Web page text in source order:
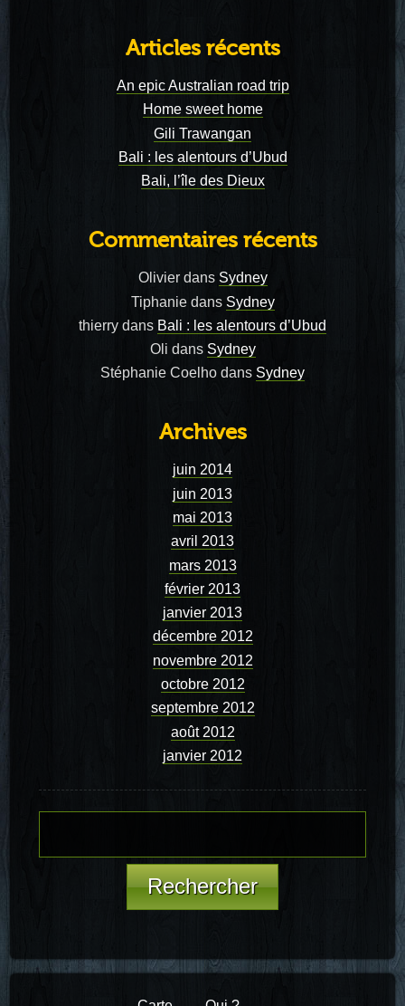
Articles récents
An epic Australian road trip
Home sweet home
Gili Trawangan
Bali : les alentours d’Ubud
Bali, l’île des Dieux
Commentaires récents
Olivierdans Sydney
Tiphaniedans Sydney
thierry dans Bali : les alentours d’Ubud
Oli dans Sydney
Stéphanie Coelho dans Sydney
Archives
juin 2014
juin 2013
mai 2013
avril 2013
mars 2013
février 2013
janvier 2013
décembre 2012
novembre 2012
octobre 2012
septembre 2012
août 2012
janvier 2012